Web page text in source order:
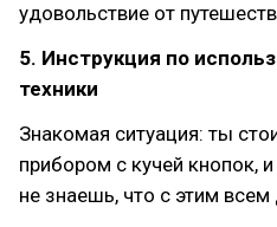
удовольствие от
5. Инструкция по
техники
Знакомая ситуация: ты
прибором с кучей кнопок,
не знаешь, что с этим всем